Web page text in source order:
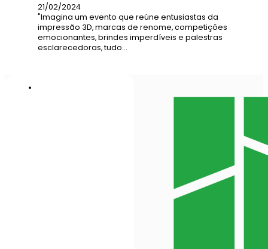
21/02/2024
"Imagina um evento que reúne entusiastas da
impressão 3D, marcas de renome, competições
emocionantes, brindes imperdíveis e palestras
esclarecedoras, tudo…